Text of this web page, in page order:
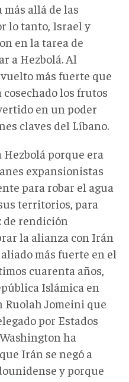
allá de las
lo tanto, Israel y
en la tarea de
a Hezbolá. Al
más fuerte que
los frutos
en un poder
claves del Líbano.
porque era
expansionistas
para robar el agua
territorios, para
de rendición
la alianza con Irán
más fuerte en el
cuarenta años,
Islámica en
Ruolah Jomeini que
por Estados
ha
Irán se negó a
y porque